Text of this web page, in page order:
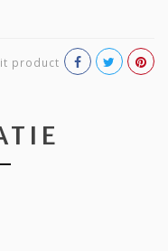
product